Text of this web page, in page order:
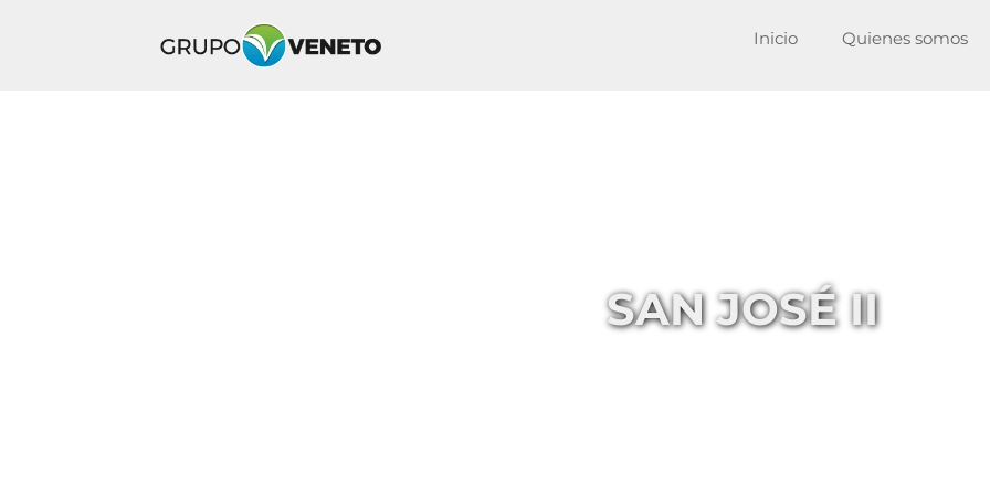
Inicio Quienes somos
SAN JOSÉ II